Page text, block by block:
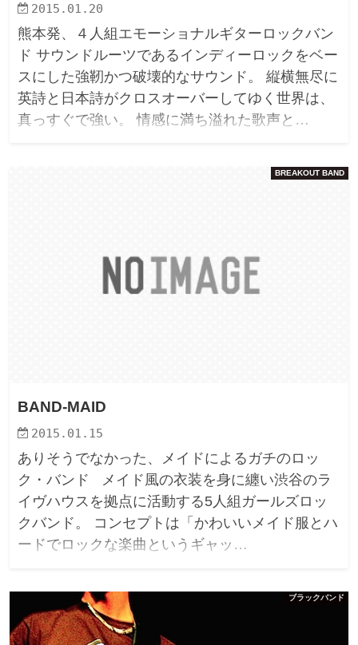
2015.01.20
熊本発、４人組エモーショナルギターロックバン
ド サウンドルーツであるインディーロックをベー
スにした強靭かつ破壊的なサウンド。 縦横無尽に
英詩と日本詩がクロスオーバーしてゆく世界は、
真っすぐで強い。 情感に満ち溢れた歌声と…
BREAKOUT BAND
BAND-MAID
2015.01.15
ありそうでなかった、メイドによるガチのロッ
ク・バンド メイド風の衣装を身に纏い渋谷のラ
イヴハウスを拠点に活動する5人組ガールズロッ
クバンド。 コンセプトは「かわいいメイド服とハ
ードでロックな楽曲というギャッ…
ブラックバンド